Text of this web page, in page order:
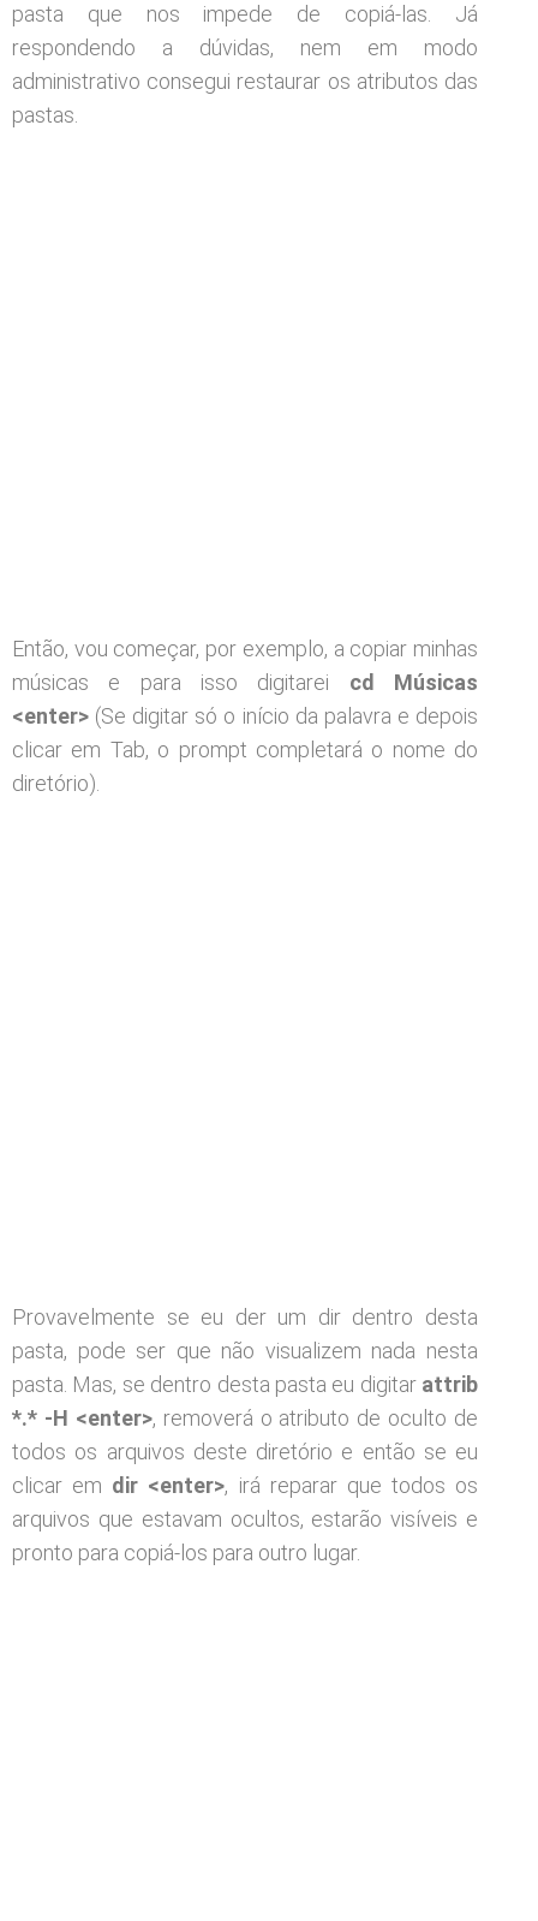
pasta que nos impede de copiá-las. Já
respondendo a dúvidas, nem em modo
administrativo consegui restaurar os atributos das
pastas.
Então, vou começar, por exemplo, a copiar minhas
músicas e para isso digitarei cd Músicas
<enter> (Se digitar só o início da palavra e depois
clicar em Tab, o prompt completará o nome do
diretório).
Provavelmente se eu der um dir dentro desta
pasta, pode ser que não visualizem nada nesta
pasta. Mas, se dentro desta pasta eu digitar attrib
*.* -H <enter>, removerá o atributo de oculto de
todos os arquivos deste diretório e então se eu
clicar em dir <enter>, irá reparar que todos os
arquivos que estavam ocultos, estarão visíveis e
pronto para copiá-los para outro lugar.